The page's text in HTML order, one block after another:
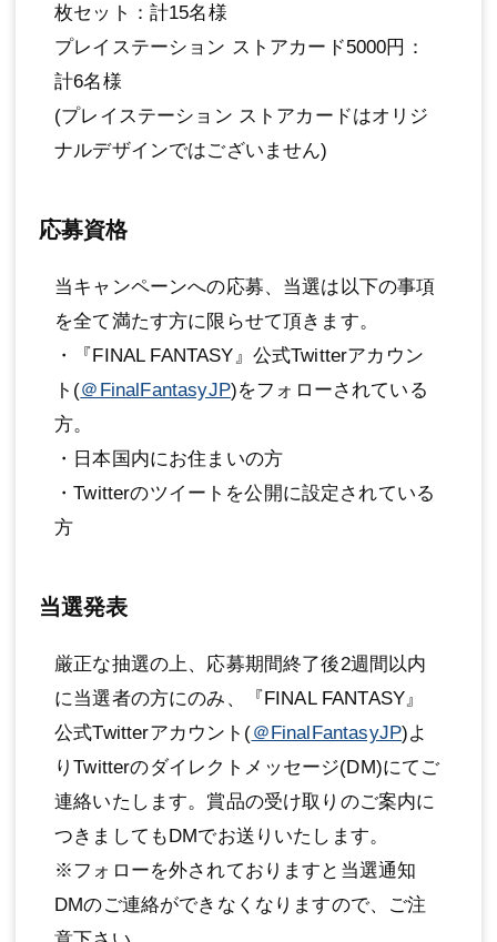
枚セット：計15名様
プレイステーション ストアカード5000円：
計6名様
(プレイステーション ストアカードはオリジ
ナルデザインではございません)
応募資格
当キャンペーンへの応募、当選は以下の事項
を全て満たす方に限らせて頂きます。
・『FINAL FANTASY』公式Twitterアカウン
ト(＠FinalFantasyJP)をフォローされている
方。
・日本国内にお住まいの方
・Twitterのツイートを公開に設定されている
方
当選発表
厳正な抽選の上、応募期間終了後2週間以内
に当選者の方にのみ、『FINAL FANTASY』
公式Twitterアカウント(＠FinalFantasyJP)よ
りTwitterのダイレクトメッセージ(DM)にてご
連絡いたします。賞品の受け取りのご案内に
つきましてもDMでお送りいたします。
※フォローを外されておりますと当選通知
DMのご連絡ができなくなりますので、ご注